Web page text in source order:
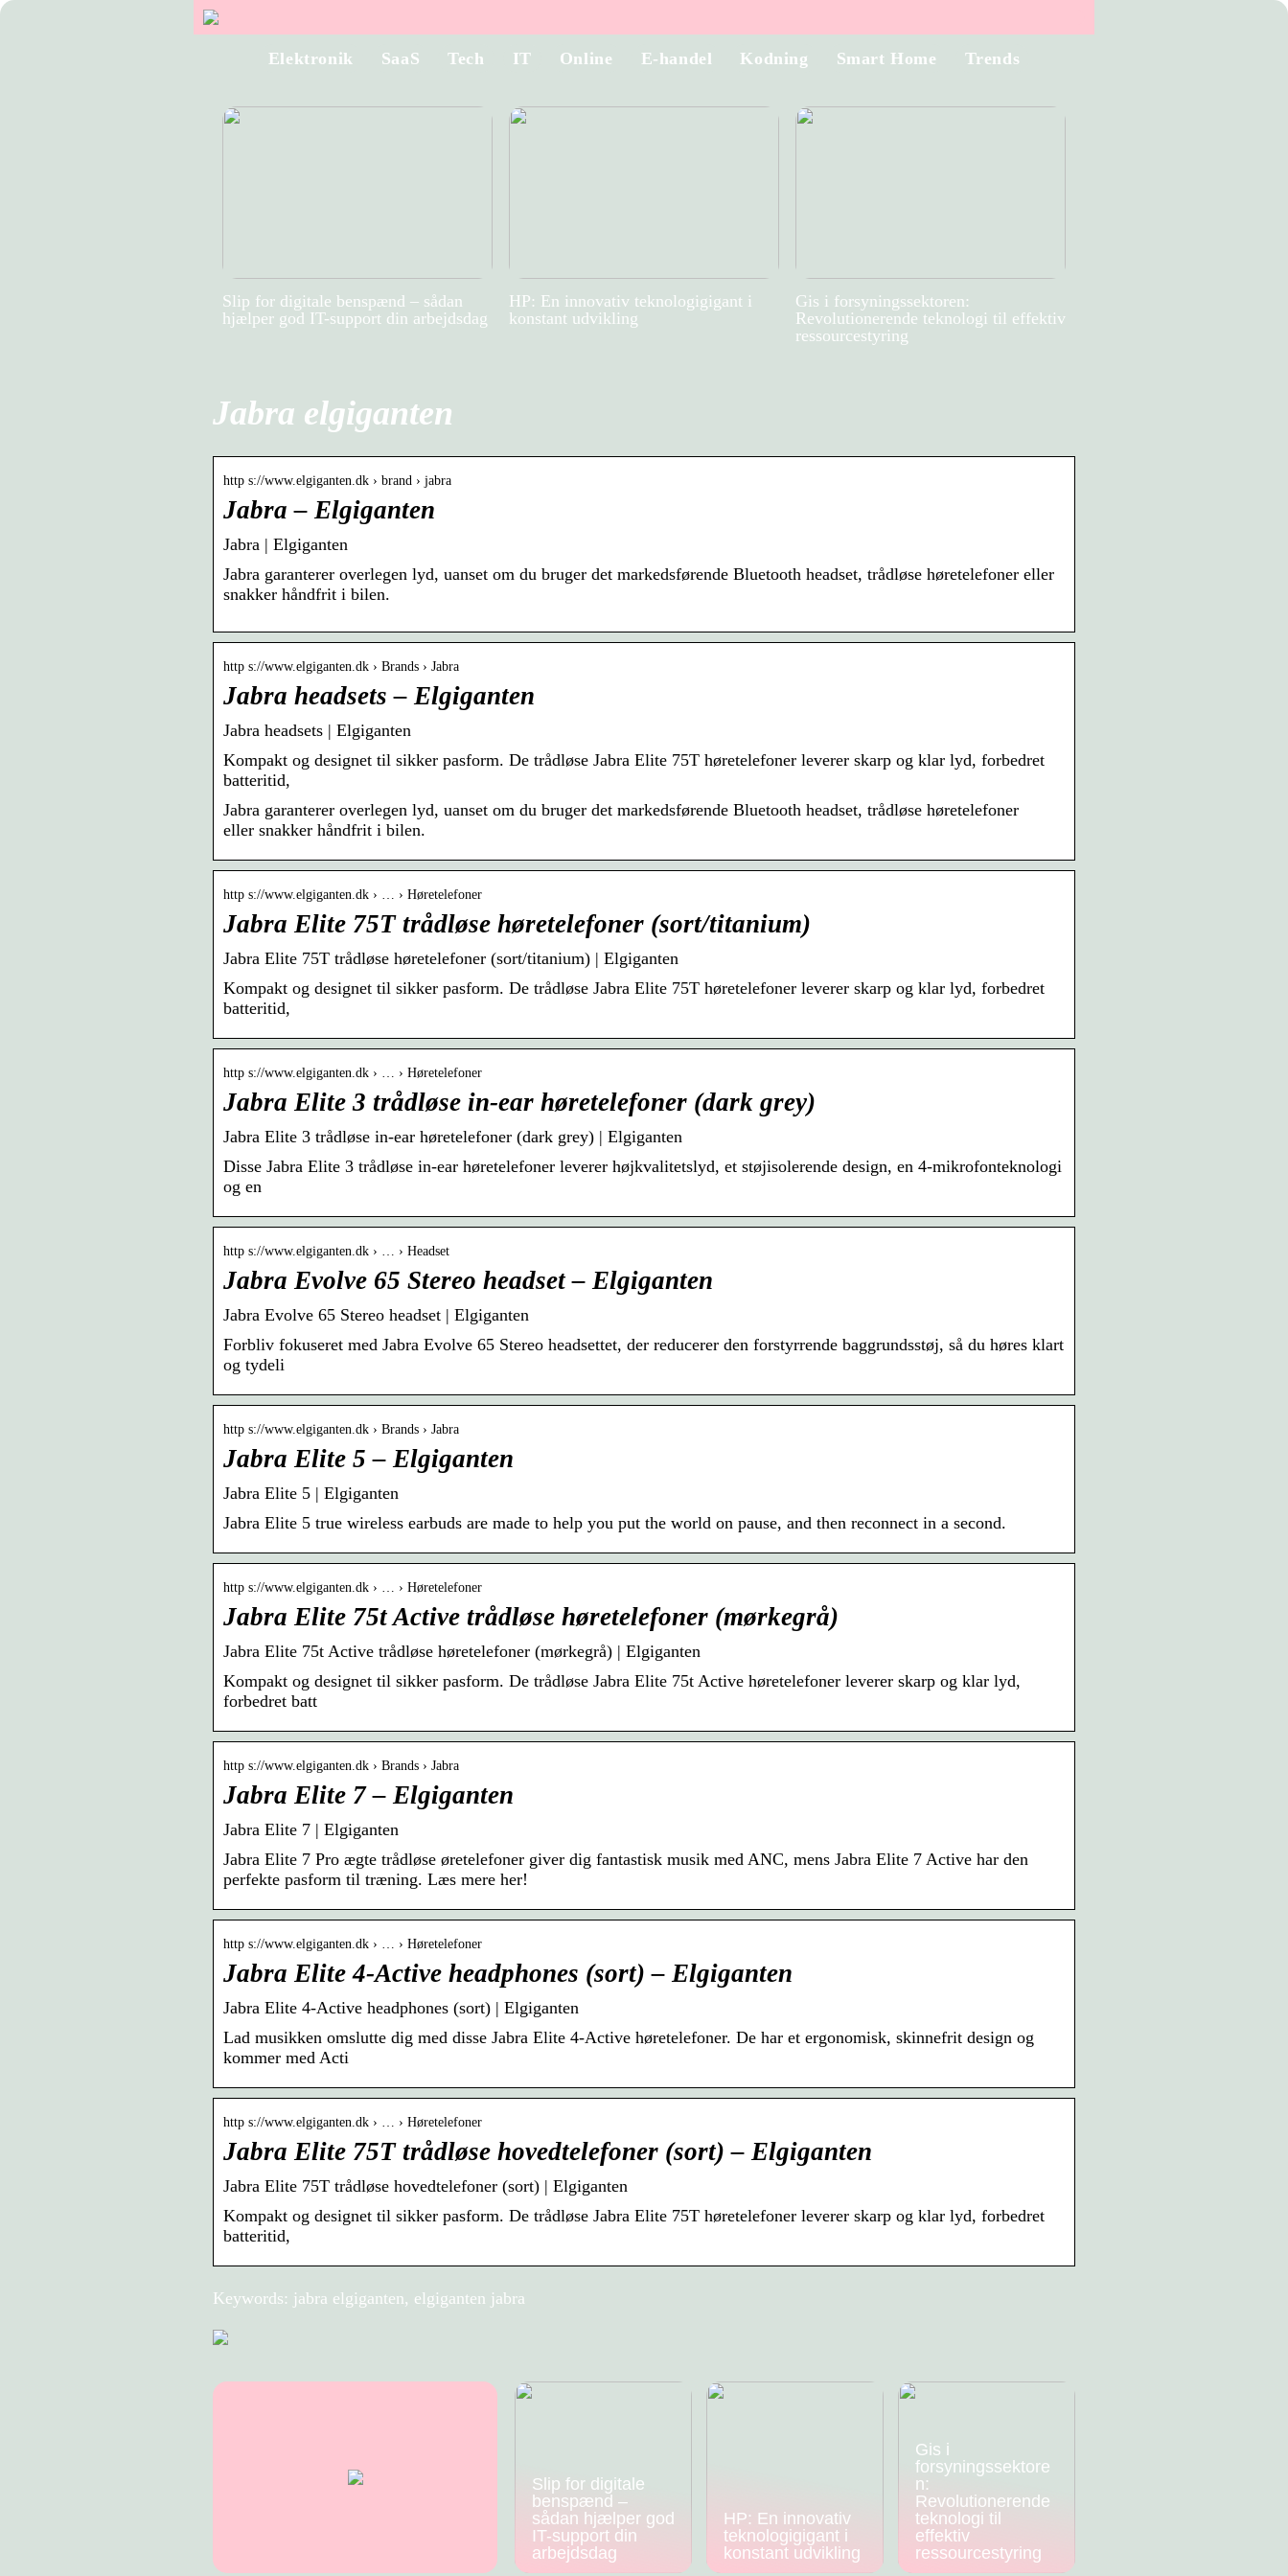
Elektronik SaaS Tech IT Online E-handel Kodning Smart Home Trends
Slip for digitale benspænd – sådan
hjælper god IT-support din arbejdsdag
HP: En innovativ teknologigigant i
konstant udvikling
Gis i forsyningssektoren:
Revolutionerende teknologi til effektiv
ressourcestyring
Jabra elgiganten
http s://www.elgiganten.dk › brand › jabra
Jabra – Elgiganten
Jabra | Elgiganten
Jabra garanterer overlegen lyd, uanset om du bruger det markedsførende Bluetooth headset, trådløse høretelefoner eller
snakker håndfrit i bilen.
http s://www.elgiganten.dk › Brands › Jabra
Jabra headsets – Elgiganten
Jabra headsets | Elgiganten
Kompakt og designet til sikker pasform. De trådløse Jabra Elite 75T høretelefoner leverer skarp og klar lyd, forbedret
batteritid,
Jabra garanterer overlegen lyd, uanset om du bruger det markedsførende Bluetooth headset, trådløse høretelefoner
eller snakker håndfrit i bilen.
http s://www.elgiganten.dk › … › Høretelefoner
Jabra Elite 75T trådløse høretelefoner (sort/titanium)
Jabra Elite 75T trådløse høretelefoner (sort/titanium) | Elgiganten
Kompakt og designet til sikker pasform. De trådløse Jabra Elite 75T høretelefoner leverer skarp og klar lyd, forbedret
batteritid,
http s://www.elgiganten.dk › … › Høretelefoner
Jabra Elite 3 trådløse in-ear høretelefoner (dark grey)
Jabra Elite 3 trådløse in-ear høretelefoner (dark grey) | Elgiganten
Disse Jabra Elite 3 trådløse in-ear høretelefoner leverer højkvalitetslyd, et støjisolerende design, en 4-mikrofonteknologi
og en
http s://www.elgiganten.dk › … › Headset
Jabra Evolve 65 Stereo headset – Elgiganten
Jabra Evolve 65 Stereo headset | Elgiganten
Forbliv fokuseret med Jabra Evolve 65 Stereo headsettet, der reducerer den forstyrrende baggrundsstøj, så du høres klart
og tydeli
http s://www.elgiganten.dk › Brands › Jabra
Jabra Elite 5 – Elgiganten
Jabra Elite 5 | Elgiganten
Jabra Elite 5 true wireless earbuds are made to help you put the world on pause, and then reconnect in a second.
http s://www.elgiganten.dk › … › Høretelefoner
Jabra Elite 75t Active trådløse høretelefoner (mørkegrå)
Jabra Elite 75t Active trådløse høretelefoner (mørkegrå) | Elgiganten
Kompakt og designet til sikker pasform. De trådløse Jabra Elite 75t Active høretelefoner leverer skarp og klar lyd,
forbedret batt
http s://www.elgiganten.dk › Brands › Jabra
Jabra Elite 7 – Elgiganten
Jabra Elite 7 | Elgiganten
Jabra Elite 7 Pro ægte trådløse øretelefoner giver dig fantastisk musik med ANC, mens Jabra Elite 7 Active har den
perfekte pasform til træning. Læs mere her!
http s://www.elgiganten.dk › … › Høretelefoner
Jabra Elite 4-Active headphones (sort) – Elgiganten
Jabra Elite 4-Active headphones (sort) | Elgiganten
Lad musikken omslutte dig med disse Jabra Elite 4-Active høretelefoner. De har et ergonomisk, skinnefrit design og
kommer med Acti
http s://www.elgiganten.dk › … › Høretelefoner
Jabra Elite 75T trådløse hovedtelefoner (sort) – Elgiganten
Jabra Elite 75T trådløse hovedtelefoner (sort) | Elgiganten
Kompakt og designet til sikker pasform. De trådløse Jabra Elite 75T høretelefoner leverer skarp og klar lyd, forbedret
batteritid,
Keywords: jabra elgiganten, elgiganten jabra
Slip for digitale
benspænd –
sådan hjælper god
IT-support din
arbejdsdag
HP: En innovativ
teknologigigant i
konstant udvikling
Gis i
forsyningssektore
n:
Revolutionerende
teknologi til
effektiv
ressourcestyring